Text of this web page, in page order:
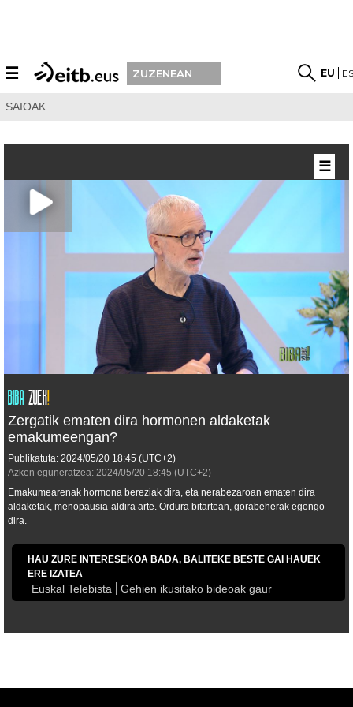
☰ ZUZENEAN EU
SAIOAK
Zergatik ematen dira hormonen aldaketak
emakumeengan?
Publikatuta: 2024/05/20 18:45 (UTC+2)
Azken eguneratzea: 2024/05/20 18:45 (UTC+2)
Emakumearenak hormona bereziak dira, eta nerabezaroan ematen dira
aldaketak, menopausia-aldira arte. Ordura bitartean, gorabeherak egongo
dira.
HAU ZURE INTERESEKOA BADA, BALITEKE BESTE GAI HAUEK
ERE IZATEA
Euskal Telebista Gehien ikusitako bideoak gaur
☰